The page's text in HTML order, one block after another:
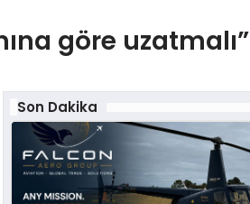
göre uzatmalı”
Son Dakika